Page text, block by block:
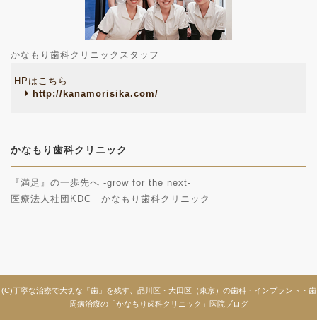
かなもり歯科クリニックスタッフ
HPはこちら
http://kanamorisika.com/
かなもり歯科クリニック
『満足』の一歩先へ -grow for the next-
医療法人社団KDC かなもり歯科クリニック
(C)丁寧な治療で大切な「歯」を残す、品川区・大田区（東京）の歯科・インプラント・歯
周病治療の「かなもり歯科クリニック」医院ブログ